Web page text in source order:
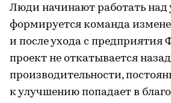
Люди начинают работать
формируется команда
и после ухода с
проект не откатывается
производительности,
к улучшению попадает в